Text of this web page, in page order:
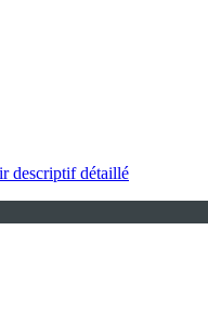
descriptif détaillé